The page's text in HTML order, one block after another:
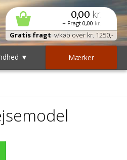
0,00 kr.
+ Fragt 0,00 kr.
Gratis fragt v/køb over kr. 1250,-
▼ Mærker